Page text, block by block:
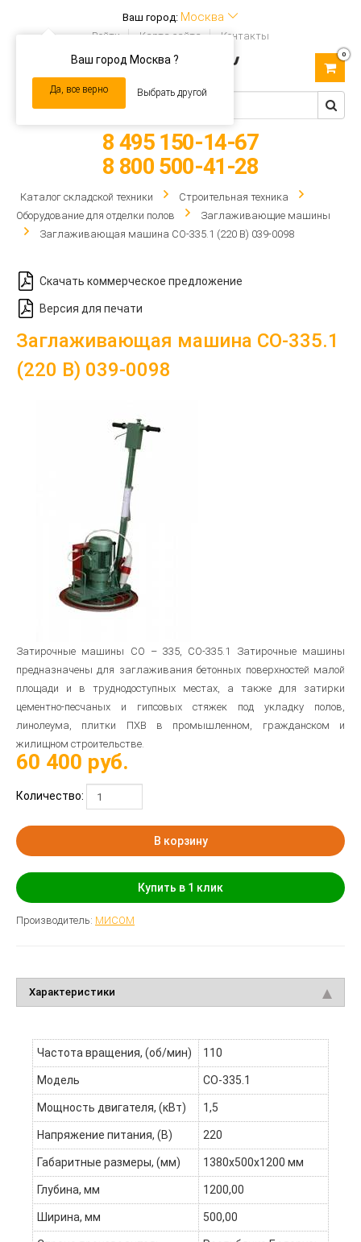
Ваш город: Москва
Ваш город Москва ?
Да, все верно Выбрать другой
Войти Карта сайта Контакты
navigation
0
8 495 150-14-67
8 800 500-41-28
Каталог складской техники
Строительная техника
Оборудование для отделки полов
Заглаживающие машины
Заглаживающая машина СО-335.1 (220 В) 039-0098
Скачать коммерческое предложение
Версия для печати
Заглаживающая машина СО-335.1
(220 В) 039-0098
Затирочные машины СО – 335, СО-335.1 Затирочные машины
предназначены для заглаживания бетонных поверхностей малой
площади и в труднодоступных местах, а также для затирки
цементно-песчаных и гипсовых стяжек под укладку полов,
линолеума, плитки ПХВ в промышленном, гражданском и
жилищном строительстве.
60 400 руб.
Количество:
В корзину
Купить в 1 клик
Производитель: МИСОМ
Характеристики
Частота вращения, (об/мин) 110
Модель СО-335.1
Мощность двигателя, (кВт) 1,5
Напряжение питания, (В) 220
Габаритные размеры, (мм) 1380х500х1200 мм
Глубина, мм 1200,00
Ширина, мм 500,00